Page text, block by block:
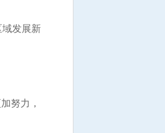
发展新
努力，